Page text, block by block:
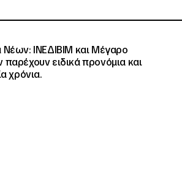
ΙΝΕΔΙΒΙΜ και Μέγαρο
ειδικά προνόμια και
χρόνια.